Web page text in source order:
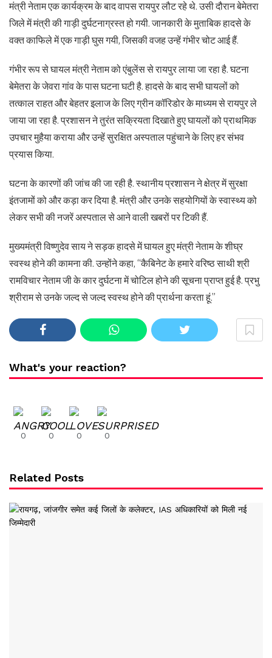
मंत्री नेताम एक कार्यक्रम के बाद वापस रायपुर लौट रहे थे. उसी दौरान बेमेतरा
जिले में मंत्री की गाड़ी दुर्घटनाग्रस्त हो गयी. जानकारी के मुताबिक हादसे के
वक्त काफिले में एक गाड़ी घुस गयी, जिसकी वजह उन्हें गंभीर चोट आई हैं.
गंभीर रूप से घायल मंत्री नेताम को एंबुलेंस से रायपुर लाया जा रहा है. घटना
बेमेतरा के जेवरा गांव के पास घटना घटी है. हादसे के बाद सभी घायलों को
तत्काल राहत और बेहतर इलाज के लिए ग्रीन कॉरिडोर के माध्यम से रायपुर ले
जाया जा रहा है. प्रशासन ने तुरंत सक्रियता दिखाते हुए घायलों को प्राथमिक
उपचार मुहैया कराया और उन्हें सुरक्षित अस्पताल पहुंचाने के लिए हर संभव
प्रयास किया.
घटना के कारणों की जांच की जा रही है. स्थानीय प्रशासन ने क्षेत्र में सुरक्षा
इंतजामों को और कड़ा कर दिया है. मंत्री और उनके सहयोगियों के स्वास्थ्य को
लेकर सभी की नजरें अस्पताल से आने वाली खबरों पर टिकी हैं.
मुख्‍यमंत्री विष्‍णुदेव साय ने सड़क हादसे में घायल हुए मंत्री नेताम के शीघ्र
स्वस्थ होने की कामना की. उन्होंने कहा, “कैबिनेट के हमारे वरिष्ठ साथी श्री
रामविचार नेताम जी के कार दुर्घटना में चोटिल होने की सूचना प्राप्त हुई है. प्रभु
श्रीराम से उनके जल्द से जल्द स्वस्थ होने की प्रार्थना करता हूं.”
What's your reaction?
0 0 0 0
Related Posts